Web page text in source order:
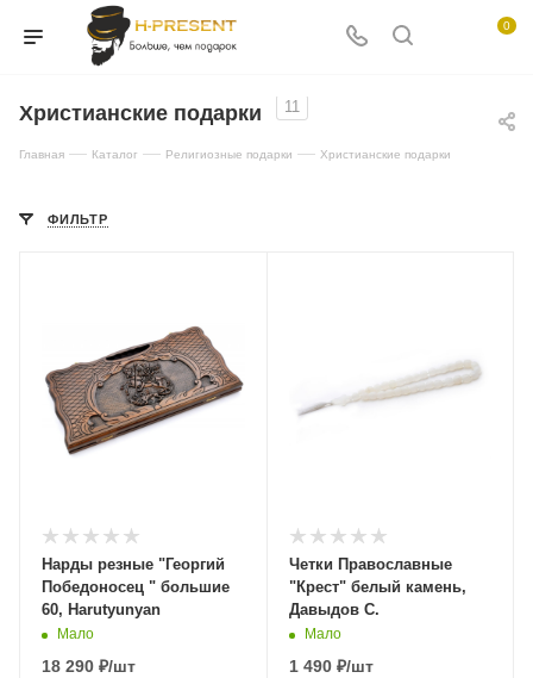
0
Христианские подарки 11
Главная — Каталог — Религиозные подарки — Христианские подарки
ФИЛЬТР
Нарды резные "Георгий
Победоносец " большие
60, Harutyunyan
Мало
18 290 ₽/шт
Четки Православные
"Крест" белый камень,
Давыдов С.
Мало
1 490₽/шт